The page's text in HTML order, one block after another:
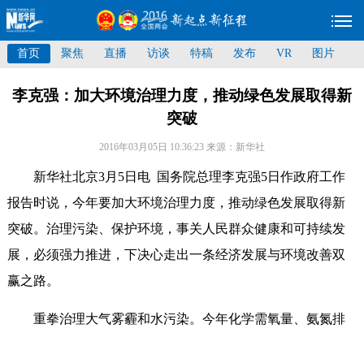
首页 聚焦 直播 访谈 特稿 发布 VR 图片
李克强：加大环境治理力度，推动绿色发展取得新
突破
2016年03月05日 10:36:23 来源：新华社
新华社北京3月5日电 国务院总理李克强5日作政府工作
报告时说，今年要加大环境治理力度，推动绿色发展取得新
突破。治理污染、保护环境，事关人民群众健康和可持续发
展，必须强力推进，下决心走出一条经济发展与环境改善双
赢之路。
重拳治理大气雾霾和水污染。今年化学需氧量、氨氮排